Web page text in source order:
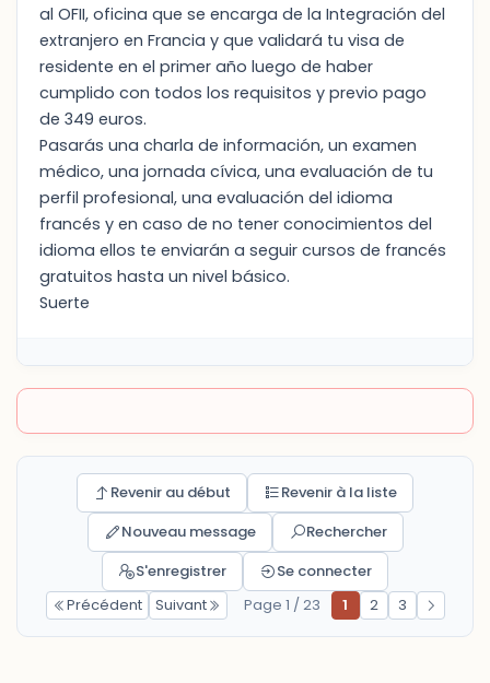
al OFII, oficina que se encarga de la Integración del
extranjero en Francia y que validará tu visa de
residente en el primer año luego de haber
cumplido con todos los requisitos y previo pago
de 349 euros.
Pasarás una charla de información, un examen
médico, una jornada cívica, una evaluación de tu
perfil profesional, una evaluación del idioma
francés y en caso de no tener conocimientos del
idioma ellos te enviarán a seguir cursos de francés
gratuitos hasta un nivel básico.
Suerte
Revenir au début
Revenir à la liste
Nouveau message
Rechercher
S'enregistrer
Se connecter
Précédent
Suivant Page 1 / 23 1 2 3